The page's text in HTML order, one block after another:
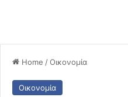
Home /Οικονομία
Οικονομία